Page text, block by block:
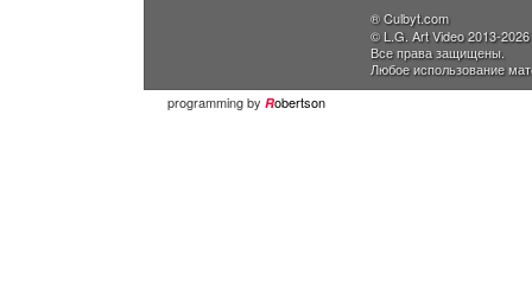
® Culbyt.com
© L.G. Art Video 2013-2026
Все права защищены.
Любое использование
programming by Robertson